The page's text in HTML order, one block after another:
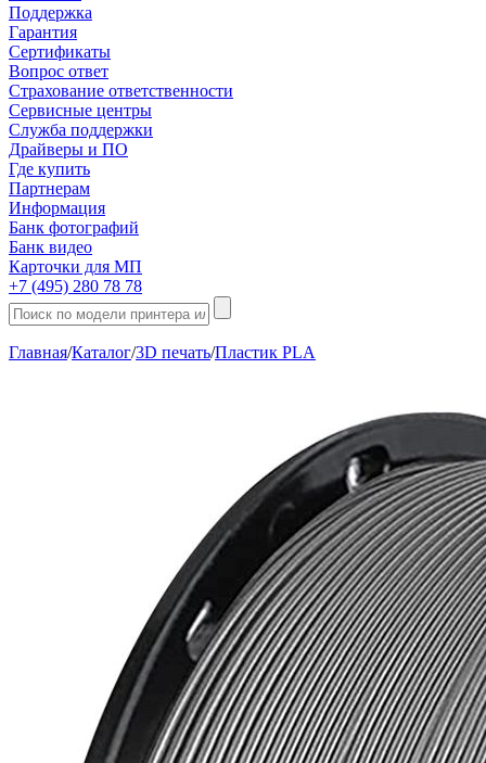
Поддержка
Гарантия
Сертификаты
Вопрос ответ
Страхование ответственности
Сервисные центры
Служба поддержки
Драйверы и ПО
Где купить
Партнерам
Информация
Банк фотографий
Банк видео
Карточки для МП
+7 (495) 280 78 78
Главная/Каталог/3D печать/Пластик PLA